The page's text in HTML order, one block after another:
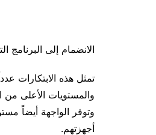
الانضمام إلى البرنامج
والمستويات الأعلى من
وتوفر الواجهة أيضاً
أجهزتهم.